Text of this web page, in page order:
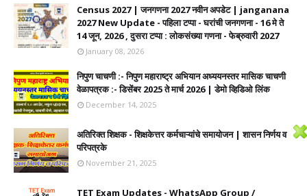
Census 2027 | जनगणना 2027 नवीन अपडेट | janganana
2027 New Update - पहिला टप्पा - घरांची जनगणना - 16 मे ते
14 जून, 2026 , दुसरा टप्पा : लोकसंख्या गणना - फेब्रुवारी 2027
January 08, 2026
निपुण चाचणी :- निपुण महाराष्ट्र अभियान अध्ययनस्तर मासिक चाचणी
वेळापत्रक :- डिसेंबर 2025 ते मार्च 2026 | डेमो व्हिडिओ लिंक
December 14, 2025
अतिरिक्त शिक्षक - शिक्षकेत्तर कर्मचाऱ्यांचे समायोजन | शासन निर्णय व
परिपत्रके
November 21, 2025
TET Exam Updates - WhatsApp Group /